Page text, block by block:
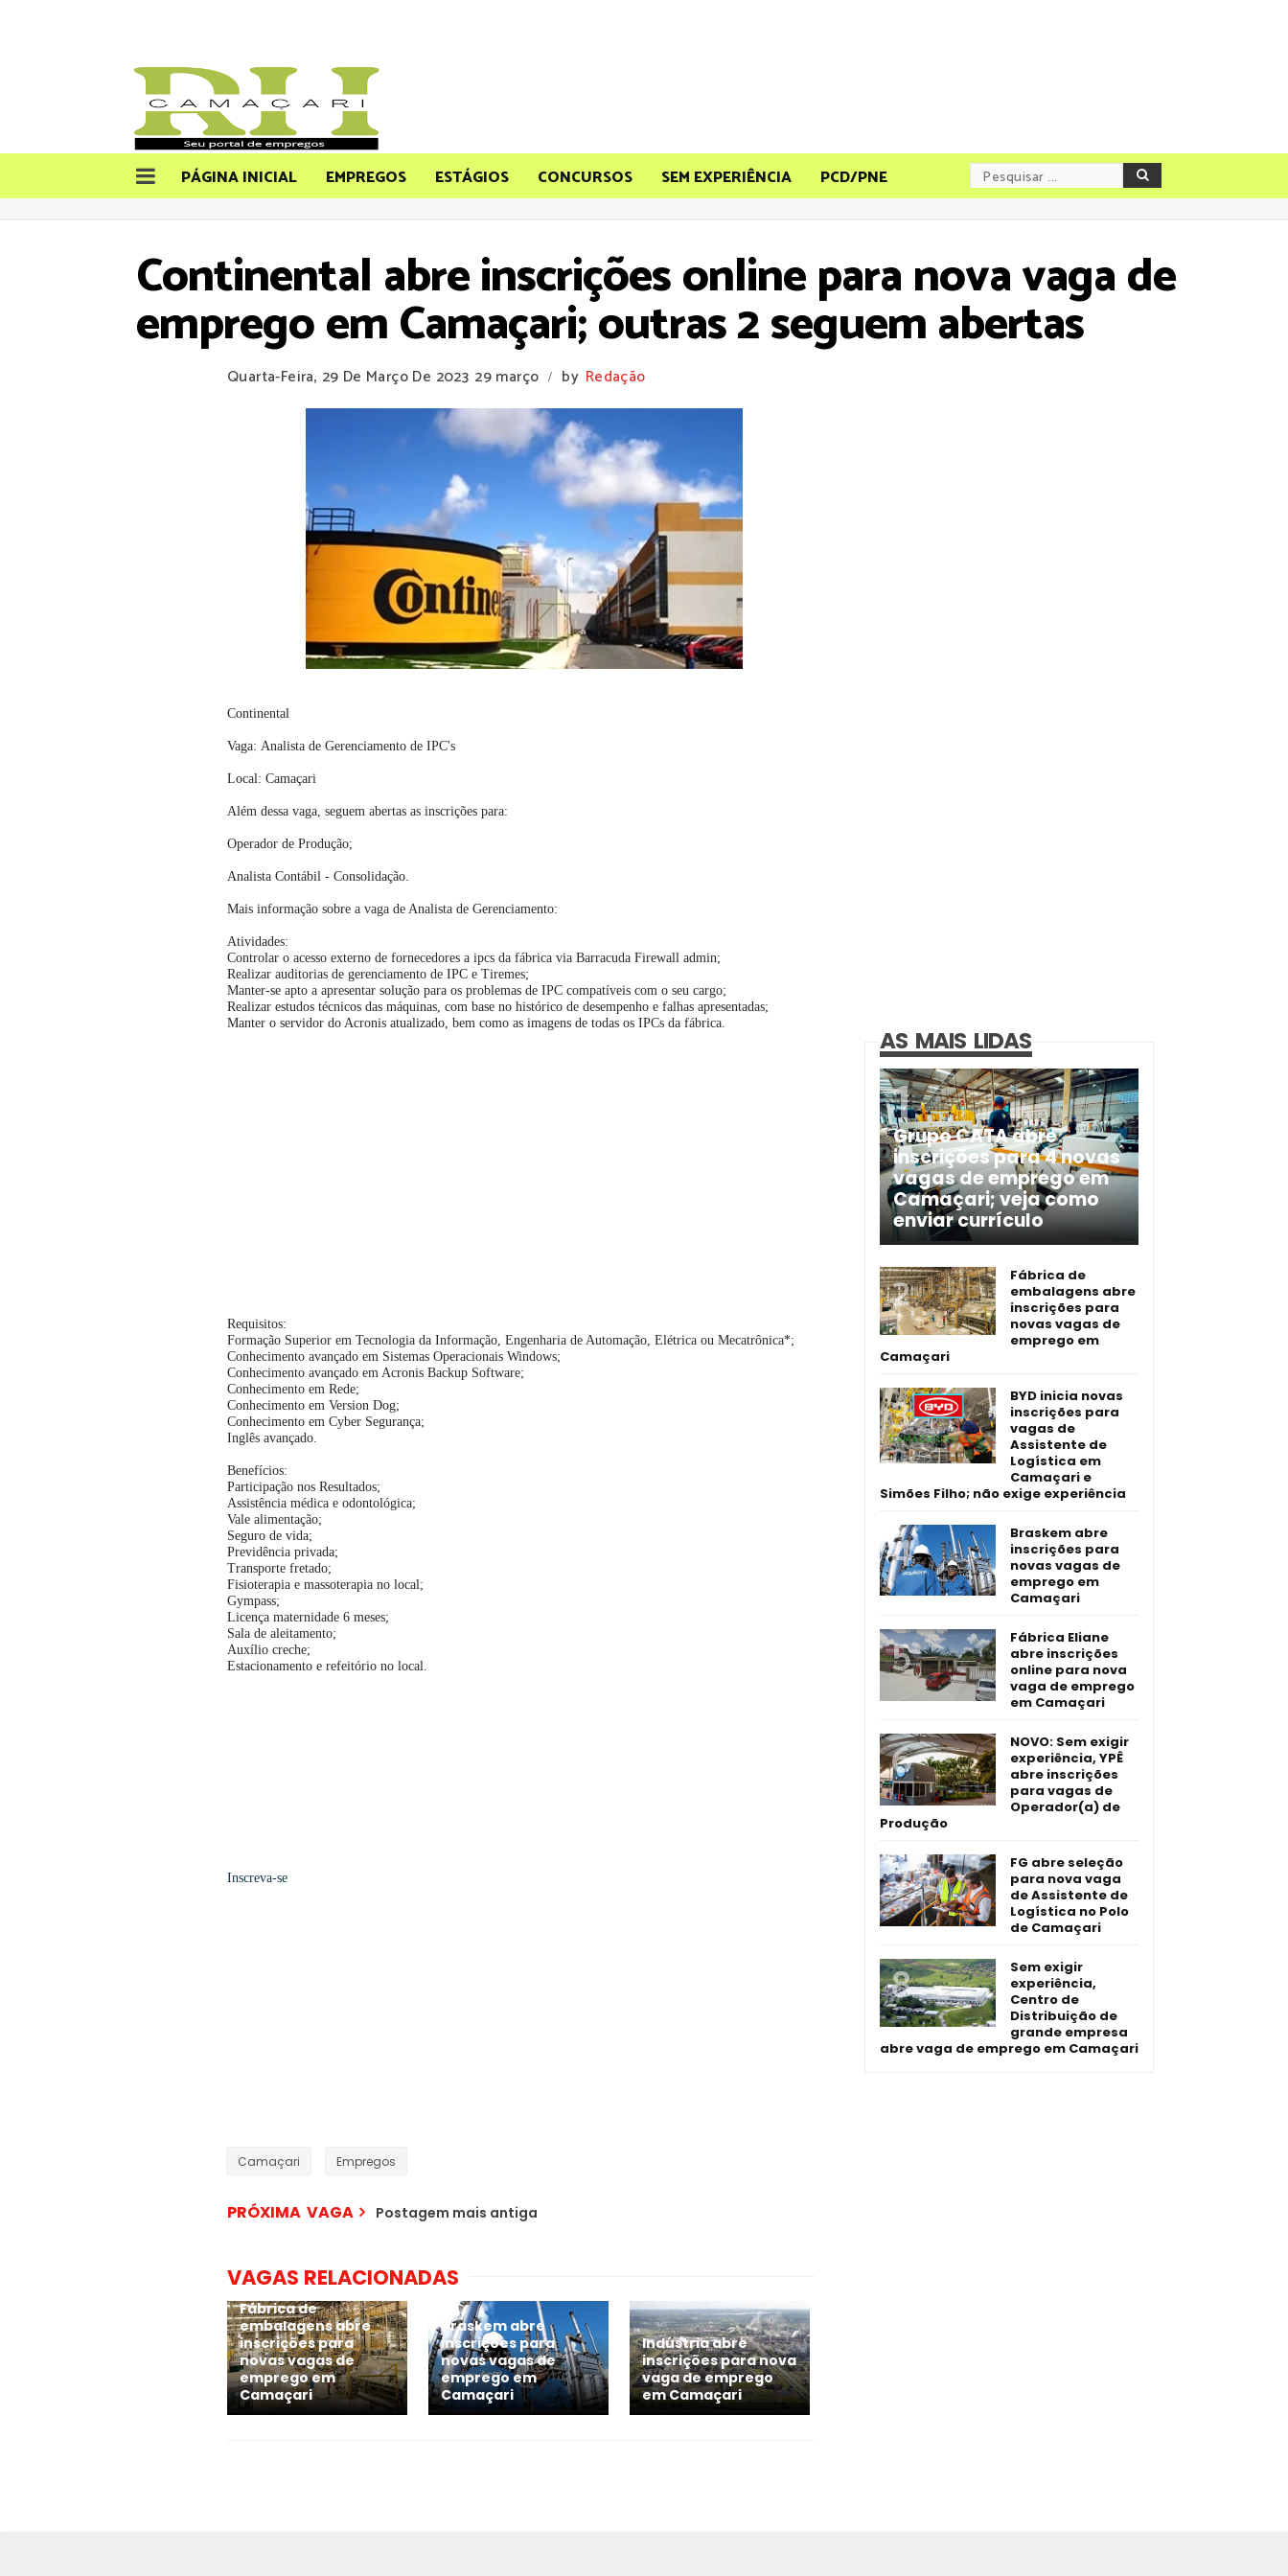
PÁGINA INICIAL EMPREGOS ESTÁGIOS CONCURSOS SEM EXPERIÊNCIA PCD/PNE
Continental abre inscrições online para nova vaga de
emprego em Camaçari; outras 2 seguem abertas
Quarta-Feira, 29 De Março De 2023 29 março / by Redação
Continental
Vaga: Analista de Gerenciamento de IPC's
Local: Camaçari
Além dessa vaga, seguem abertas as inscrições para:
Operador de Produção;
Analista Contábil - Consolidação.
Mais informação sobre a vaga de Analista de Gerenciamento:
Atividades:
Controlar o acesso externo de fornecedores a ipcs da fábrica via Barracuda Firewall admin;
Realizar auditorias de gerenciamento de IPC e Tiremes;
Manter-se apto a apresentar solução para os problemas de IPC compatíveis com o seu cargo;
Realizar estudos técnicos das máquinas, com base no histórico de desempenho e falhas apresentadas;
Manter o servidor do Acronis atualizado, bem como as imagens de todas os IPCs da fábrica.
Requisitos:
Formação Superior em Tecnologia da Informação, Engenharia de Automação, Elétrica ou Mecatrônica*;
Conhecimento avançado em Sistemas Operacionais Windows;
Conhecimento avançado em Acronis Backup Software;
Conhecimento em Rede;
Conhecimento em Version Dog;
Conhecimento em Cyber Segurança;
Inglês avançado.
Benefícios:
Participação nos Resultados;
Assistência médica e odontológica;
Vale alimentação;
Seguro de vida;
Previdência privada;
Transporte fretado;
Fisioterapia e massoterapia no local;
Gympass;
Licença maternidade 6 meses;
Sala de aleitamento;
Auxílio creche;
Estacionamento e refeitório no local.
Inscreva-se
Camaçari Empregos
PRÓXIMA VAGA Postagem mais antiga
VAGAS RELACIONADAS
Fábrica de
embalagens abre
inscrições para
novas vagas de
emprego em
Camaçari
Braskem abre
inscrições para
novas vagas de
emprego em
Camaçari
Indústria abre
inscrições para nova
vaga de emprego
em Camaçari
AS MAIS LIDAS
Grupo CATA abre
inscrições para 4 novas
vagas de emprego em
Camaçari; veja como
enviar currículo
Fábrica de
embalagens abre
inscrições para
novas vagas de
emprego em
Camaçari
BYD inicia novas
inscrições para
vagas de
Assistente de
Logística em
Camaçari e
Simões Filho; não exige experiência
Braskem abre
inscrições para
novas vagas de
emprego em
Camaçari
Fábrica Eliane
abre inscrições
online para nova
vaga de emprego
em Camaçari
NOVO: Sem exigir
experiência, YPÊ
abre inscrições
para vagas de
Operador(a) de
Produção
FG abre seleção
para nova vaga
de Assistente de
Logística no Polo
de Camaçari
Sem exigir
experiência,
Centro de
Distribuição de
grande empresa
abre vaga de emprego em Camaçari